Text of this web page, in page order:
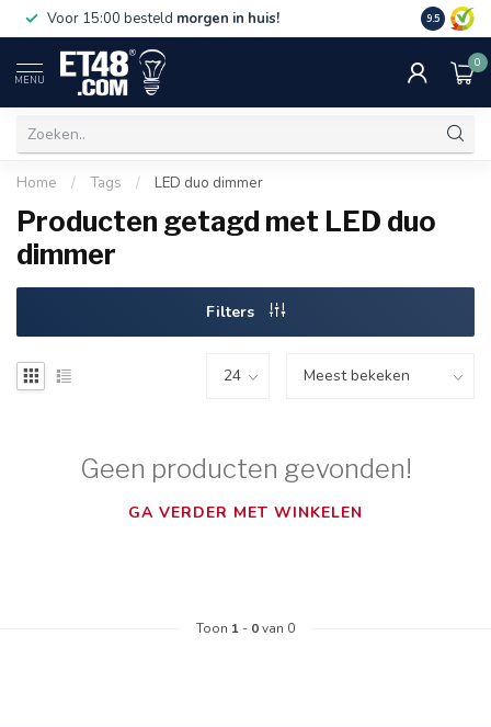
Voor 15:00 besteld morgen in huis! Gratis
€75,-.
9.5
MENU
0
Home / Tags / LED duo dimmer
Producten getagd met LED duo
dimmer
Filters
Geen producten gevonden!
GA VERDER MET WINKELEN
Toon 1 - 0van 0